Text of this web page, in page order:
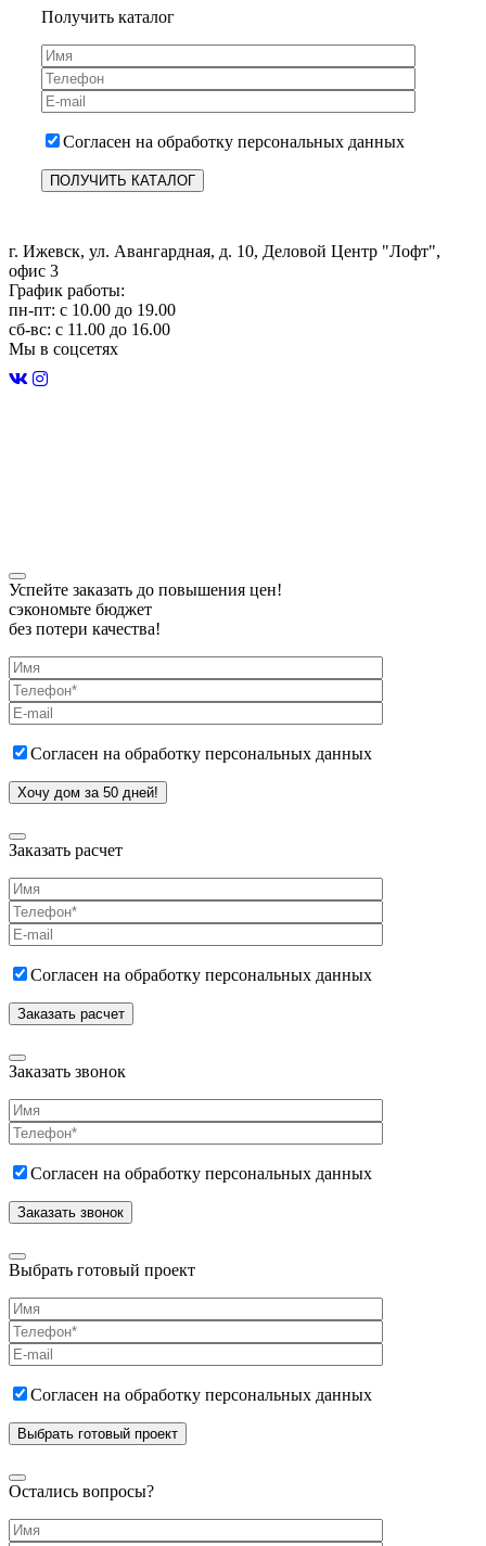
Получить каталог
Согласен на обработку персональных данных
г. Ижевск, ул. Авангардная, д. 10, Деловой Центр "Лофт",
офис 3
График работы:
пн-пт: с 10.00 до 19.00
сб-вс: с 11.00 до 16.00
Мы в соцсетях
Успейте заказать до повышения цен!
сэкономьте бюджет
без потери качества!
Согласен на обработку персональных данных
Заказать расчет
Согласен на обработку персональных данных
Заказать звонок
Согласен на обработку персональных данных
Выбрать готовый проект
Согласен на обработку персональных данных
Остались вопросы?